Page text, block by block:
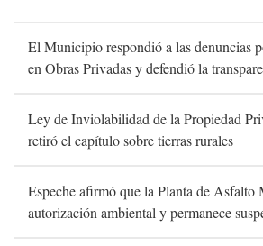
El Municipio respondió a las denuncias
en Obras Privadas y defendió la
Ley de Inviolabilidad de la Propiedad
retiró el capítulo sobre tierras rurales
Espeche afirmó que la Planta de Asfalto
autorización ambiental y permanece